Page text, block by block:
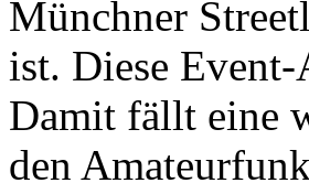
Münchner
ist. Diese
Damit fällt eine
den